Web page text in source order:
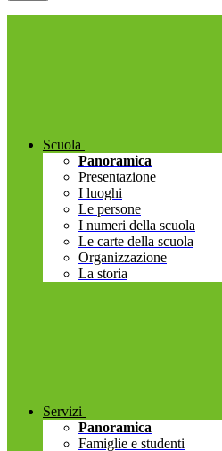
Scuola
Panoramica
Presentazione
I luoghi
Le persone
I numeri della scuola
Le carte della scuola
Organizzazione
La storia
Servizi
Panoramica
Famiglie e studenti